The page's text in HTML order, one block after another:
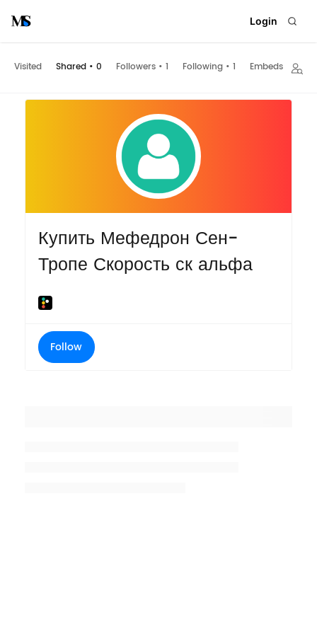
Login
Visited Shared • 0 Followers • 1 Following • 1 Embeds
Купить Мефедрон Сен-
Тропе Скорость ск альфа
Follow